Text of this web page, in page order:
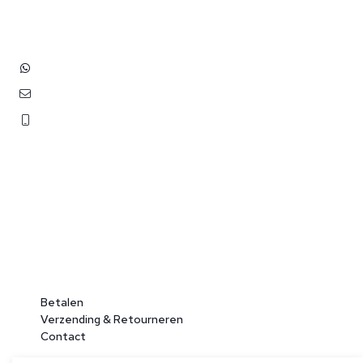
Betalen
Verzending & Retourneren
Contact